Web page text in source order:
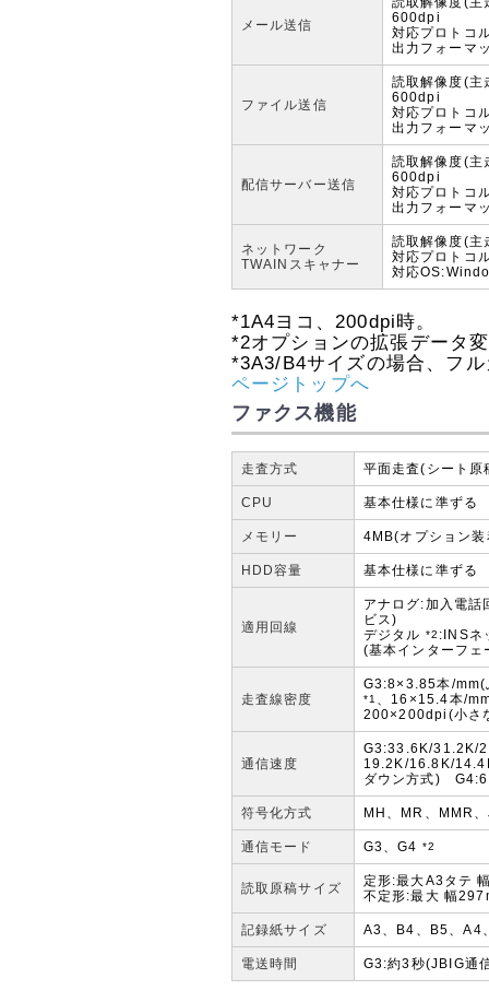
メール送信
600dpi
対応プロトコ
出力フォーマ
ファイル送信
読取解像度(
600dpi
対応プロトコ
出力フォーマ
配信サーバー送信
読取解像度(
600dpi
対応プロト
出力フォーマ
ネットワーク
TWAINスキャナー
読取解像度(
対応プロト
対応
*1A4ヨコ、200dpi時。
*2オプションの拡張データ
*3A3/B4サイズの場合、フ
ページトップへ
ファクス機能
走査方式 平面走査(シート
CPU 基本仕様に準ずる
メモリー 4MB(オプション
HDD容量 基本仕様に準ずる
適用回線
アナログ:加入電
ビス)
デジタル *2 :INSネ
(基本インターフェ
走査線密度
G3:8×3.85本/mm(
*1 、16×15.4本/
200×200dpi(小さ
通信速度
G3:33.6K/31.2K/
19.2K/16.8K/
ダウン方式)
符号化方式 MH、MR、MMR
通信モード G3、G4 *2
読取原稿サイズ
定形:最大A3タテ
不定形:最大 幅
記録紙サイズ A3、B4、B5、A4
電送時間 G3:約3秒(JBIG通